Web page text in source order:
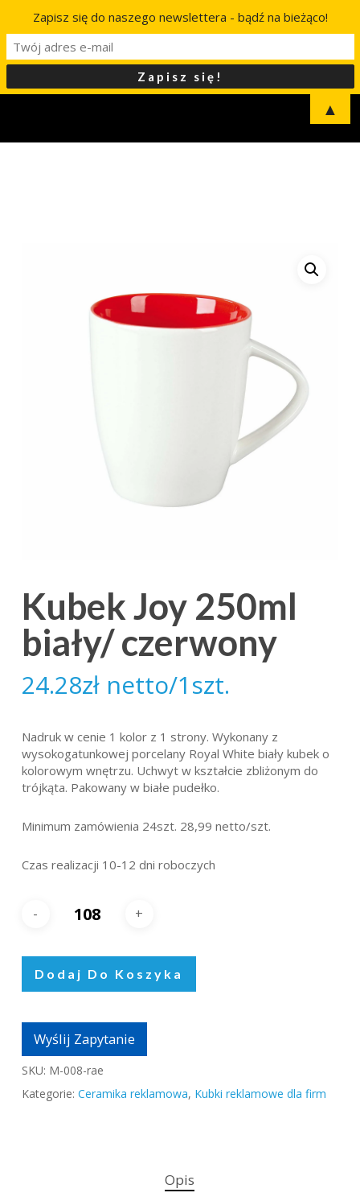
Kubek Joy 250ml
biały/ czerwony
24.28zł netto/1szt.
Nadruk w cenie 1 kolor z 1 strony. Wykonany z
wysokogatunkowej porcelany Royal White biały kubek o
kolorowym wnętrzu. Uchwyt w kształcie zbliżonym do
trójkąta. Pakowany w białe pudełko.
Minimum zamówienia 24szt. 28,99 netto/szt.
Czas realizacji 10-12 dni roboczych
Dodaj Do Koszyka
Wyślij Zapytanie
SKU: M-008-rae
Kategorie: Ceramika reklamowa, Kubki reklamowe dla firm
Opis
Zapisz się do naszego newslettera - bądź na bieżąco!
▲